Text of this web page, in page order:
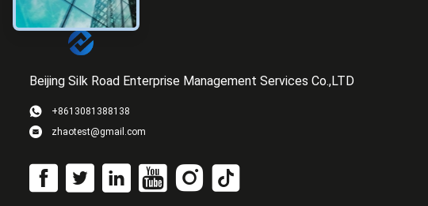
Beijing Silk Road Enterprise Management Services Co.,LTD
+8613081388138
zhaotest@gmail.com